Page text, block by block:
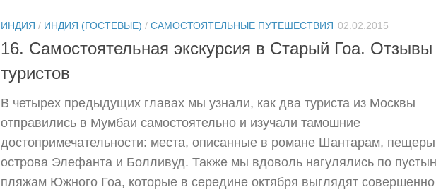
ИНДИЯ / ИНДИЯ (ГОСТЕВЫЕ) / САМОСТОЯТЕЛЬНЫЕ ПУТЕШЕСТВИЯ 02.02.2015
16. Самостоятельная экскурсия в Старый Гоа. Отзывы
туристов
В четырех предыдущих главах мы узнали, как два туриста из Москвы
отправились в Мумбаи самостоятельно и изучали тамошние
достопримечательности: места, описанные в романе Шантарам, пещеры
острова Элефанта и Болливуд. Также мы вдоволь нагулялись по
пляжам Южного Гоа, которые в середине октября выглядят совершенно